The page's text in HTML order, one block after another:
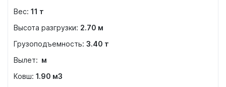
11 т
2.70 м
3.40 т
м
1.90 м3